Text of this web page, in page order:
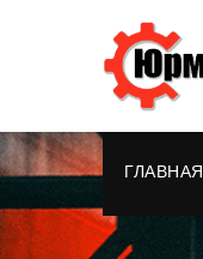
ГЛАВНАЯ